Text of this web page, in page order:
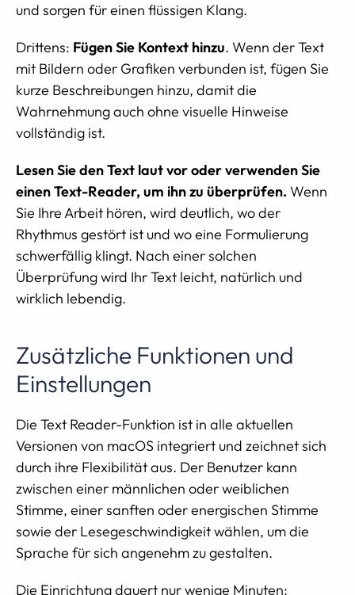
und sorgen für einen flüssigen Klang.
Drittens: Fügen Sie Kontext hinzu. Wenn der Text
mit Bildern oder Grafiken verbunden ist, fügen Sie
kurze Beschreibungen hinzu, damit die
Wahrnehmung auch ohne visuelle Hinweise
vollständig ist.
Lesen Sie den Text laut vor oder verwenden Sie
einen Text-Reader, um ihn zu überprüfen. Wenn
Sie Ihre Arbeit hören, wird deutlich, wo der
Rhythmus gestört ist und wo eine Formulierung
schwerfällig klingt. Nach einer solchen
Überprüfung wird Ihr Text leicht, natürlich und
wirklich lebendig.
Zusätzliche Funktionen und
Einstellungen
Die Text Reader-Funktion ist in alle aktuellen
Versionen von macOS integriert und zeichnet sich
durch ihre Flexibilität aus. Der Benutzer kann
zwischen einer männlichen oder weiblichen
Stimme, einer sanften oder energischen Stimme
sowie der Lesegeschwindigkeit wählen, um die
Sprache für sich angenehm zu gestalten.
Die Einrichtung dauert nur wenige Minuten: